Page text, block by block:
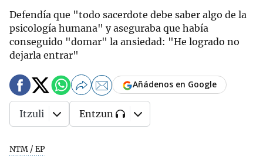
Defendía que "todo sacerdote debe saber algo de la
psicología humana" y aseguraba que había
conseguido "domar" la ansiedad: "He logrado no
dejarla entrar"
NTM / EP
Añádenos en Google
Itzuli Entzun